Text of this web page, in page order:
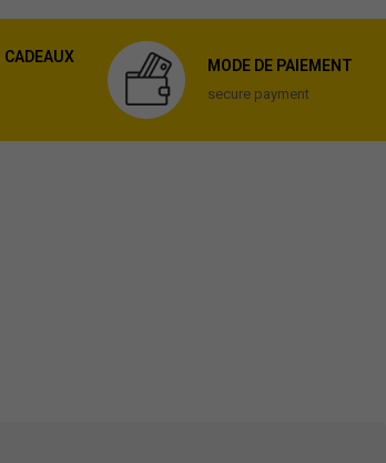
CADEAUX
MODE DE PAIEMENT
secure payment